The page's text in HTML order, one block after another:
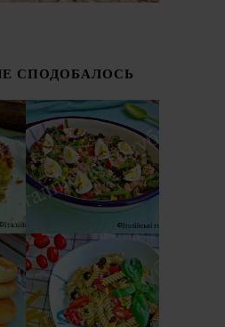
СПОДОБАЛОСЬ
DI
ІТАЛІЙСЬКИЙ
САЛАТ З
КВАСОЛІ -
ШПАРАГІВКИ
(INSALATA DI
FAGIOLINI)
ІТАЛІЙСЬКИЙ
САЛАТ З
МАКАРОНІВ
(PASTA FREDDA)